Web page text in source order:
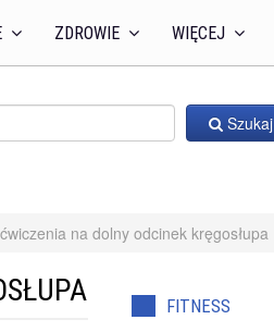
ZDROWIE WIĘCEJ
Szukaj
na dolny odcinek kręgosłupa
FITNESS